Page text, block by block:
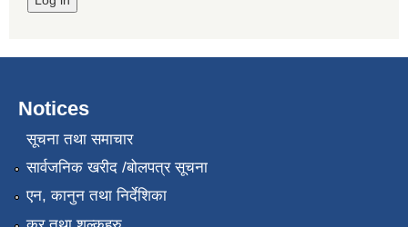
Notices
सूचना तथा समाचार
सार्वजनिक खरीद /बोलपत्र सूचना
एन, कानुन तथा निर्देशिका